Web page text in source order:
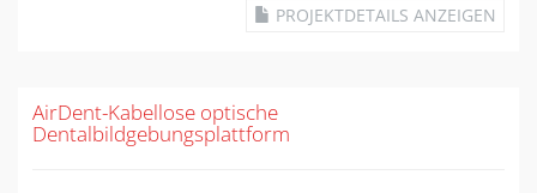
PROJEKTDETAILS ANZEIGEN
AirDent-Kabellose optische
Dentalbildgebungsplattform